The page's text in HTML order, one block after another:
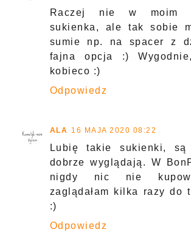
Raczej nie w moim
sukienka, ale tak sobie
sumie np. na spacer z
fajna opcja :)
kobieco :)
Odpowiedz
ALA 16 MAJA 2020 08:22
Lubię takie sukienki, są
dobrze wyglądają. W
nigdy nic nie
zaglądałam kilka razy do
:)
Odpowiedz